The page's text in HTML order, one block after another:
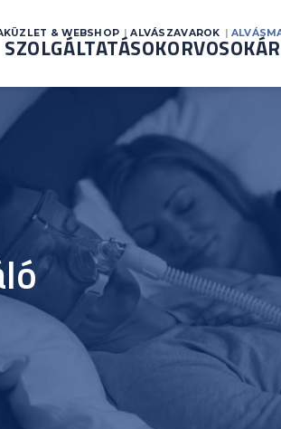
& WEBSHOP ALVÁSZAVAROK
SZOLGÁLTATÁSOKORVOSOK